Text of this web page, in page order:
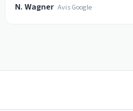
N. Wagner Avis Google